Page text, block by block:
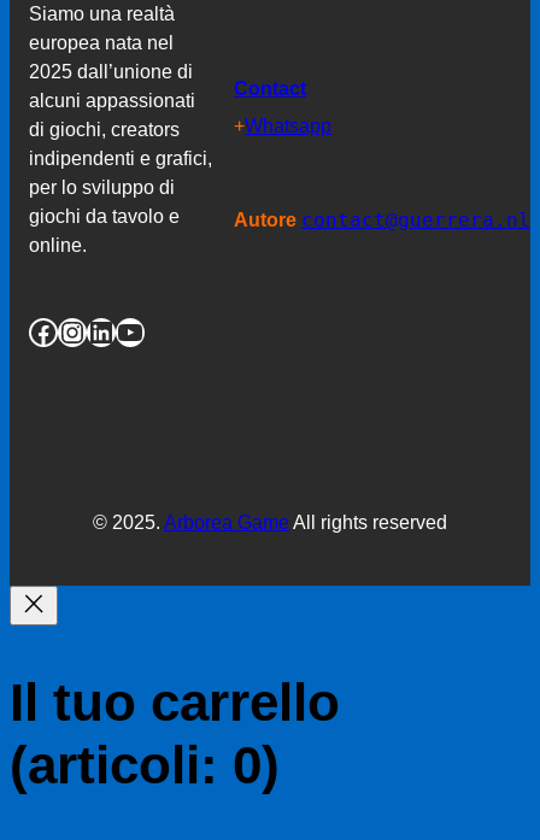
Siamo una realtà
europea nata nel
2025 dall’unione di
alcuni appassionati
di giochi, creators
indipendenti e grafici,
per lo sviluppo di
giochi da tavolo e
online.
Facebook InstagramLinkedIn YouTube
Contact
+Whatsapp
Autore contact@guerrera.nl
© 2025. Arborea GameAll rights reserved
Il tuo carrello
(articoli: 0)